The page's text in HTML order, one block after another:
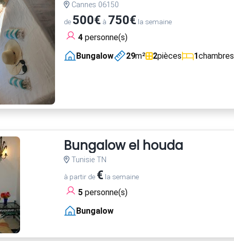
Cannes 06150
de 500€à 750€la semaine
4personne(s)
Bungalow
29m² 2pièces 1chambres
Bungalow el houda
Tunisie TN
à partir de €la semaine
5personne(s)
Bungalow